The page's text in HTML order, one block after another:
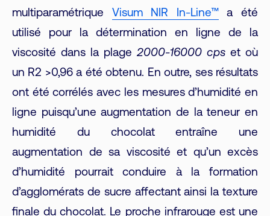
multiparamétrique Visum NIR In-Line™a été
utilisé pour la détermination en ligne de la
viscosité dans la plage 2000-16000 cps et où
un R2 >0,96 a été obtenu. En outre, ses résultats
ont été corrélés avec les mesures d’humidité en
ligne puisqu’une augmentation de la teneur en
humidité du chocolat entraîne une
augmentation de sa viscosité et qu’un excès
d’humidité pourrait conduire à la formation
d’agglomérats de sucre affectant ainsi la texture
finale du chocolat. Le proche infrarouge est une